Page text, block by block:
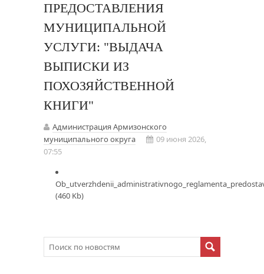
ПРЕДОСТАВЛЕНИЯ
МУНИЦИПАЛЬНОЙ
УСЛУГИ: "ВЫДАЧА
ВЫПИСКИ ИЗ
ПОХОЗЯЙСТВЕННОЙ
КНИГИ"
Администрация Армизонского
муниципального округа
09 июня 2026,
07:55
(460 Kb)